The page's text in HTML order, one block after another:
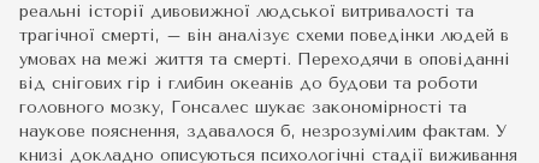
реальні історії дивовижної людської витривалості та
трагічної смерті, – він аналізує схеми поведінки людей в
умовах на межі життя та смерті. Переходячи в оповіданні
від снігових гір і глибин океанів до будови та роботи
головного мозку, Гонсалес шукає закономірності та
наукове пояснення, здавалося б, незрозумілим фактам. У
книзі докладно описуються психологічні стадії виживання